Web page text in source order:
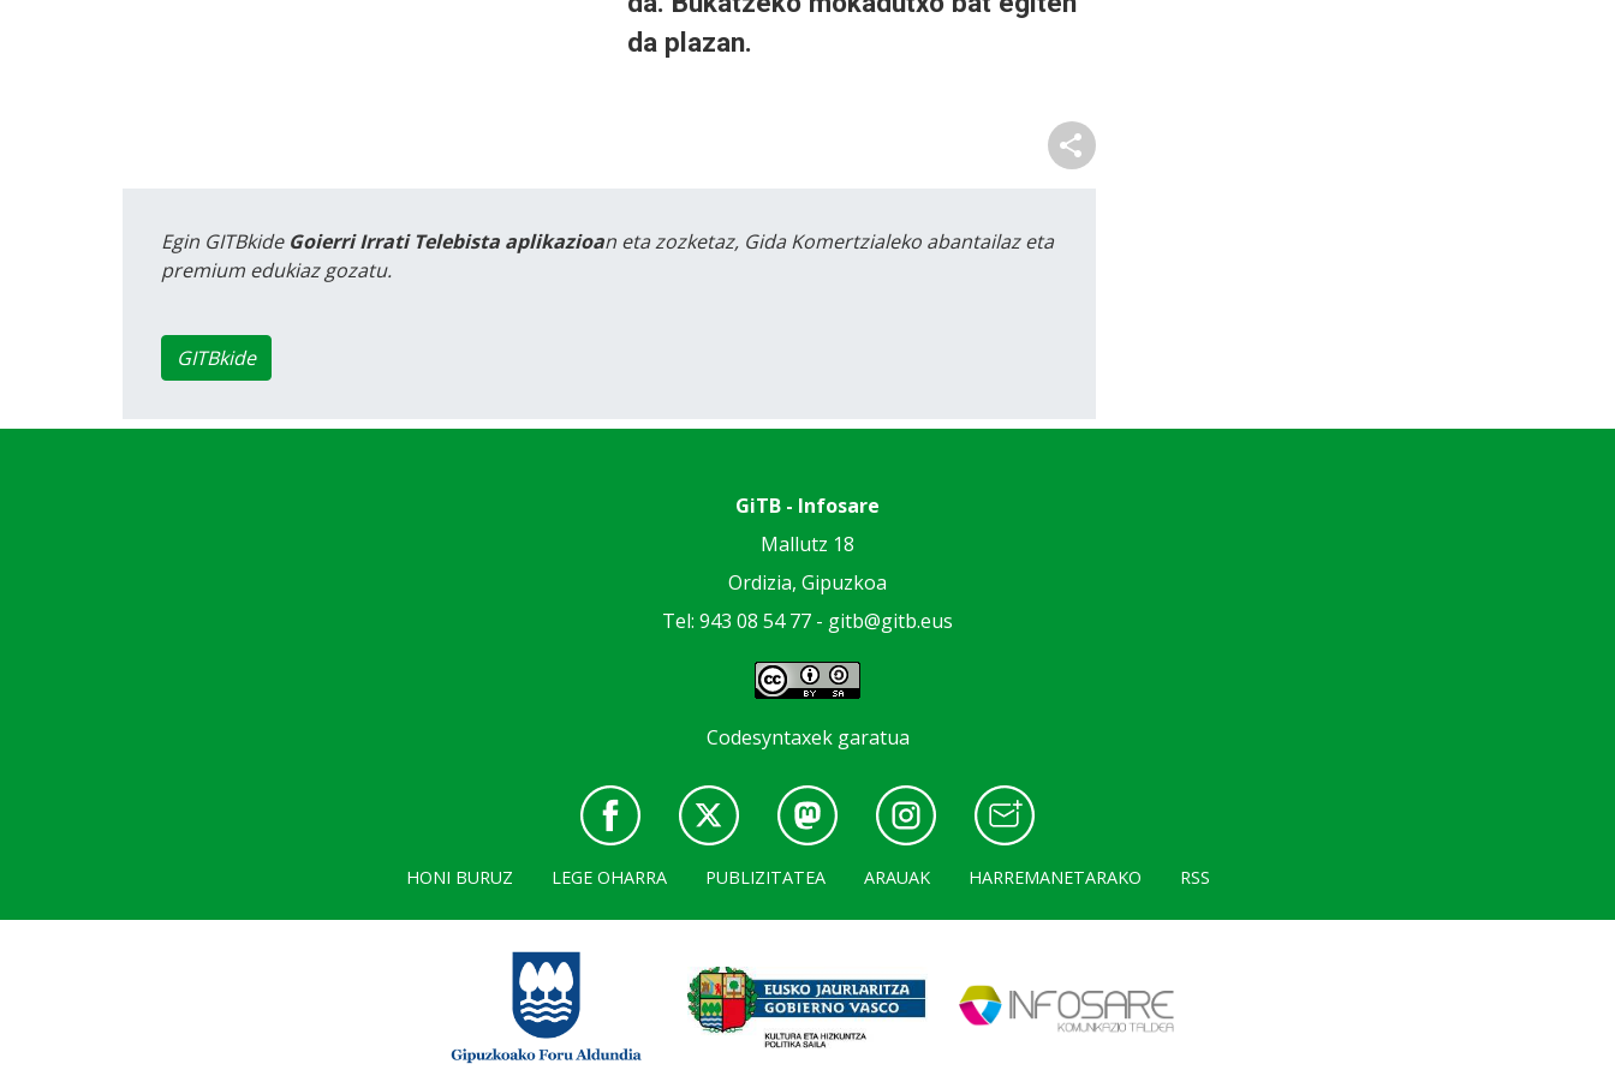
da plazan.
Egin GITBkide Goierri Irrati Telebista aplikazioan eta zozketaz, Gida Komertzialeko abantailaz eta
premium edukiaz gozatu.
GITBkide
GiTB - Infosare
Mallutz 18
Ordizia, Gipuzkoa
Tel: 943 08 54 77 - gitb@gitb.eus
Codesyntaxek garatua
HONI BURUZ LEGE OHARRA PUBLIZITATEA ARAUAK HARREMANETARAKO RSS